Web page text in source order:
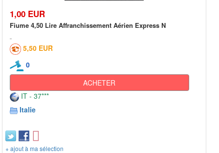
1,00 EUR
Fiume 4,50 Lire Affranchissement Aérien Express N
5,50 EUR
0
ACHETER
IT - 37***
Italie
+ ajout à ma sélection